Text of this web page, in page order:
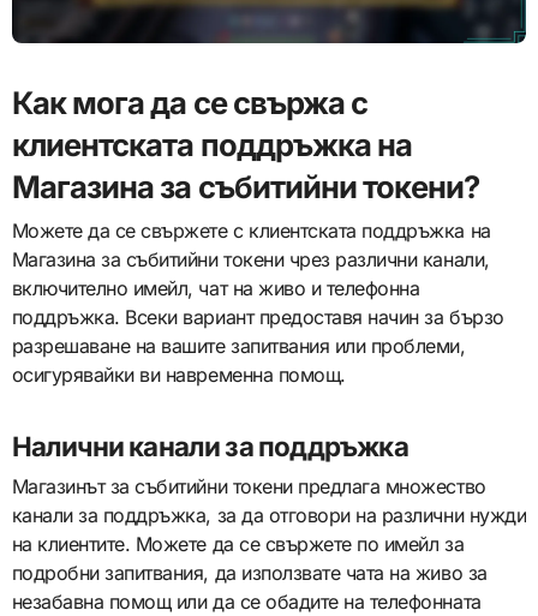
Как мога да се свържа с
клиентската поддръжка на
Магазина за събитийни токени?
Можете да се свържете с клиентската поддръжка на
Магазина за събитийни токени чрез различни канали,
включително имейл, чат на живо и телефонна
поддръжка. Всеки вариант предоставя начин за бързо
разрешаване на вашите запитвания или проблеми,
осигурявайки ви навременна помощ.
Налични канали за поддръжка
Магазинът за събитийни токени предлага множество
канали за поддръжка, за да отговори на различни нужди
на клиентите. Можете да се свържете по имейл за
подробни запитвания, да използвате чата на живо за
незабавна помощ или да се обадите на телефонната